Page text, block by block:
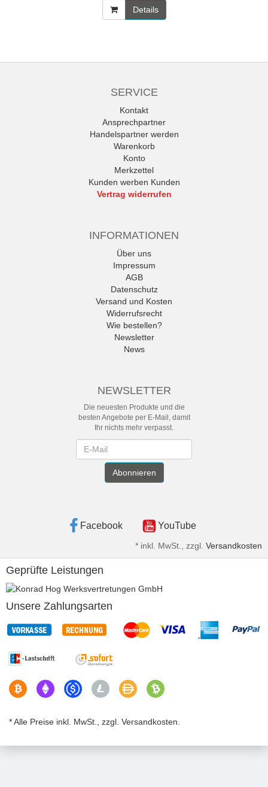
Details
SERVICE
Kontakt
Ansprechpartner
Handelspartner werden
Warenkorb
Konto
Merkzettel
Kunden werben Kunden
Vertrag widerrufen
INFORMATIONEN
Über uns
Impressum
AGB
Datenschutz
Versand und Kosten
Widerrufsrecht
Wie bestellen?
Newsletter
News
NEWSLETTER
Die neuesten Produkte und die
besten Angebote per E-Mail, damit
Ihr nichts mehr verpasst.
Abonnieren
Facebook YouTube
* inkl. MwSt., zzgl. Versandkosten
Geprüfte Leistungen
Unsere Zahlungsarten
* Alle Preise inkl. MwSt., zzgl. Versandkosten.